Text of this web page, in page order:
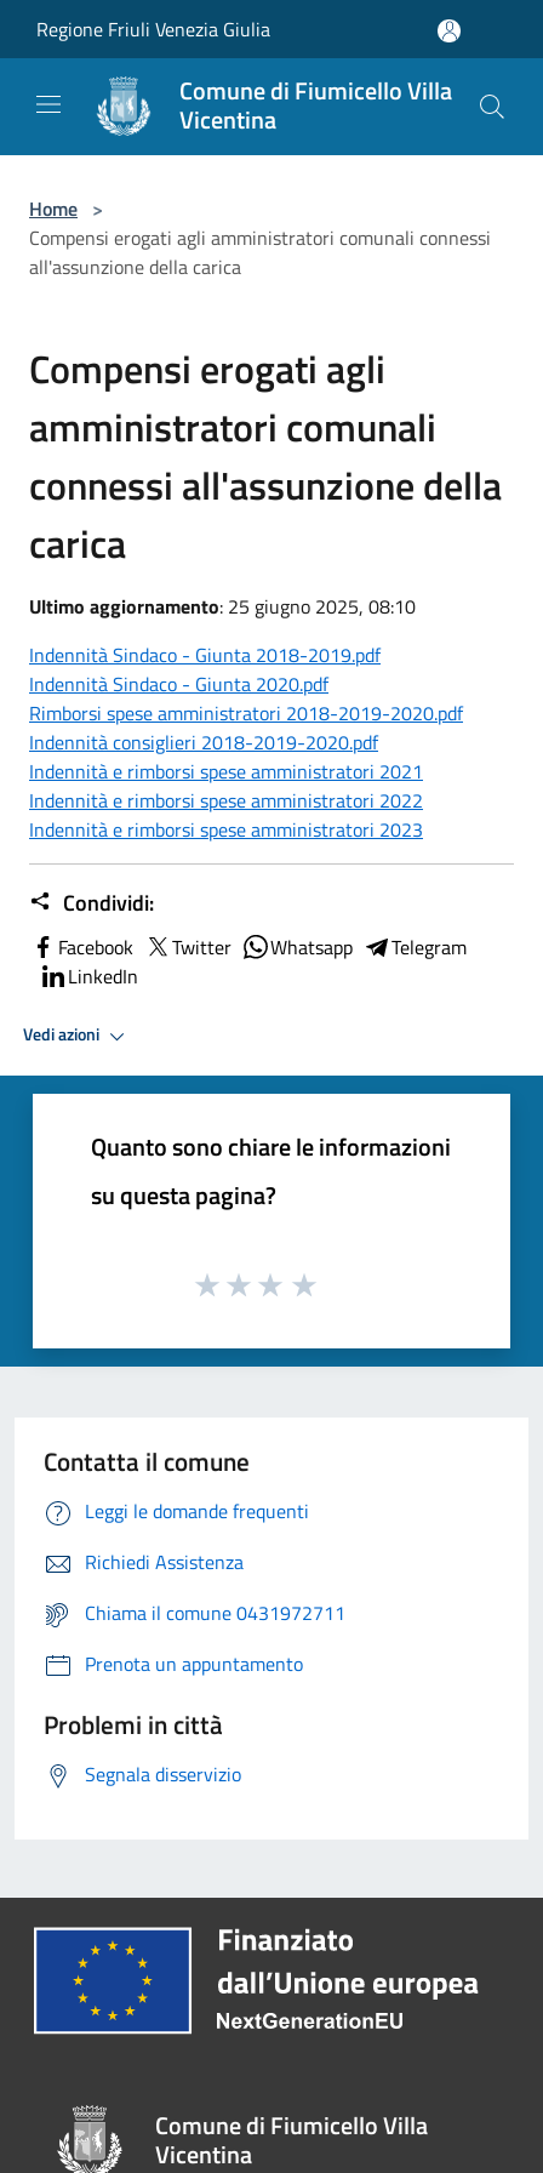
Regione Friuli Venezia Giulia
Comune di Fiumicello Villa
Vicentina
Home >
Compensi erogati agli amministratori comunali connessi
all'assunzione della carica
Compensi erogati agli
amministratori comunali
connessi all'assunzione della
carica
Ultimo aggiornamento: 25 giugno 2025, 08:10
Indennità Sindaco - Giunta 2018-2019.pdf
Indennità Sindaco - Giunta 2020.pdf
Rimborsi spese amministratori 2018-2019-2020.pdf
Indennità consiglieri 2018-2019-2020.pdf
Indennità e rimborsi spese amministratori 2021
Indennità e rimborsi spese amministratori 2022
Indennità e rimborsi spese amministratori 2023
Condividi:
Facebook Twitter Whatsapp
Telegram
LinkedIn
Vedi azioni
Quanto sono chiare le informazioni
su questa pagina?
Contatta il comune
Leggi le domande frequenti
Richiedi Assistenza
Chiama il comune 0431972711
Prenota un appuntamento
Problemi in città
Segnala disservizio
Comune di Fiumicello Villa
Vicentina